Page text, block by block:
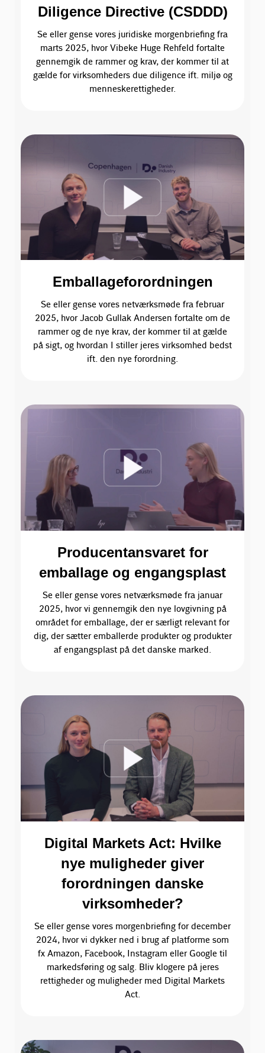
Diligence Directive (CSDDD)
Se eller gense vores juridiske morgenbriefing fra
marts 2025, hvor Vibeke Huge Rehfeld fortalte
gennemgik de rammer og krav, der kommer til at
gælde for virksomheders due diligence ift. miljø og
menneskerettigheder.
Emballageforordningen
Se eller gense vores netværksmøde fra februar
2025, hvor Jacob Gullak Andersen fortalte om de
rammer og de nye krav, der kommer til at gælde
på sigt, og hvordan I stiller jeres virksomhed bedst
ift. den nye forordning.
Producentansvaret for
emballage og engangsplast
Se eller gense vores netværksmøde fra januar
2025, hvor vi gennemgik den nye lovgivning på
området for emballage, der er særligt relevant for
dig, der sætter emballerde produkter og produkter
af engangsplast på det danske marked.
Digital Markets Act: Hvilke
nye muligheder giver
forordningen danske
virksomheder?
Se eller gense vores morgenbriefing for december
2024, hvor vi dykker ned i brug af platforme som
fx Amazon, Facebook, Instagram eller Google til
markedsføring og salg. Bliv klogere på jeres
rettigheder og muligheder med Digital Markets
Act.